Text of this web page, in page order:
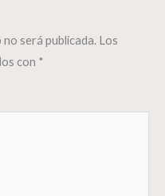
será publicada. Los
con *